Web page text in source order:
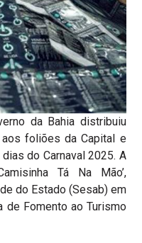
da Bahia distribuiu
foliões da Capital e
do Carnaval 2025. A
Tá Na Mão’,
do Estado (Sesab) em
de Fomento ao Turismo